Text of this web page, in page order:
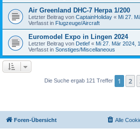
Air Greenland DHC-7 Herpa 1/200
Letzter Beitrag von CaptainHoliday « Mi 27.
Verfasst in Flugzeuge/Aircraft
Euromodel Expo in Lingen 2024
Letzter Beitrag von Detlef « Mi 27. Mär 2024,
Verfasst in Sonstiges/Miscellaneous
Die Suche ergab 121 Treffer 1 2
Foren-Übersicht Alle